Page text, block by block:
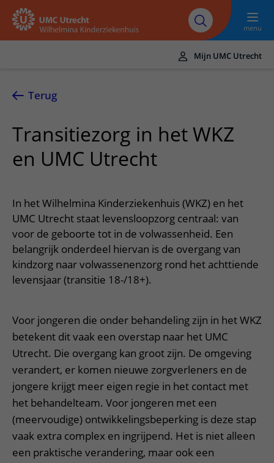
Naar hoofdinhoud
UMC
Utrecht
Research
Steun het
WKZ
menu
UMC Utrecht
Onze zorg
Ziektebeelden
Behandelingen
Specialismen
Poliklinieken
Verpleegafdelingen
Zorgverleners
Voor patiënten
Uw kind voorbereiden
Mijn kind heeft een (dag)opname
Mijn kind ligt op de IC
Ik ben zwanger of net bevallen
Onze verpleegafdelingen
Onze faciliteiten
Ondersteuning en begeleiding
Samen met kinderen en ouders
Ervaringen van patiënten
Regels en rechten
Zorgkosten
Over ons
Samenwerking
Historie WKZ
De organisatie
Onze Foundation
Contact en route
Spoed
Adres en route
Parkeren
Meer UMC Utrecht
UMC Utrecht
Werken bij het WKZ
Steun het WKZ
Mijn UMC Utrecht
Terug
Transitiezorg in het WKZ
en UMC Utrecht
In het Wilhelmina Kinderziekenhuis (WKZ) en het
UMC Utrecht staat levensloopzorg centraal: van
voor de geboorte tot in de volwassenheid. Een
belangrijk onderdeel hiervan is de overgang van
kindzorg naar volwassenenzorg rond het achttiende
levensjaar (transitie 18-/18+).
Voor jongeren die onder behandeling zijn in het WKZ
betekent dit vaak een overstap naar het UMC
Utrecht. Die overgang kan groot zijn. De omgeving
verandert, er komen nieuwe zorgverleners en de
jongere krijgt meer eigen regie in het contact met
het behandelteam. Voor jongeren met een
(meervoudige) ontwikkelingsbeperking is deze stap
vaak extra complex en ingrijpend. Het is niet alleen
een praktische verandering, maar ook een